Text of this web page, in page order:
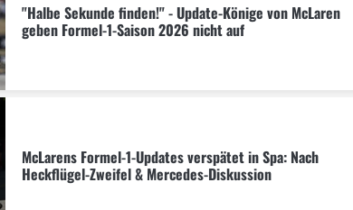
"Halbe Sekunde finden!" - Update-Könige von McLaren
geben Formel-1-Saison 2026 nicht auf
McLarens Formel-1-Updates verspätet in Spa: Nach
Heckflügel-Zweifel & Mercedes-Diskussion